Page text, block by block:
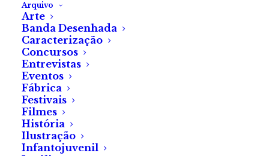
Arquivo
Arte
Banda Desenhada
Caracterização
Concursos
Entrevistas
Eventos
Fábrica
Festivais
Filmes
História
Ilustração
Infantojuvenil